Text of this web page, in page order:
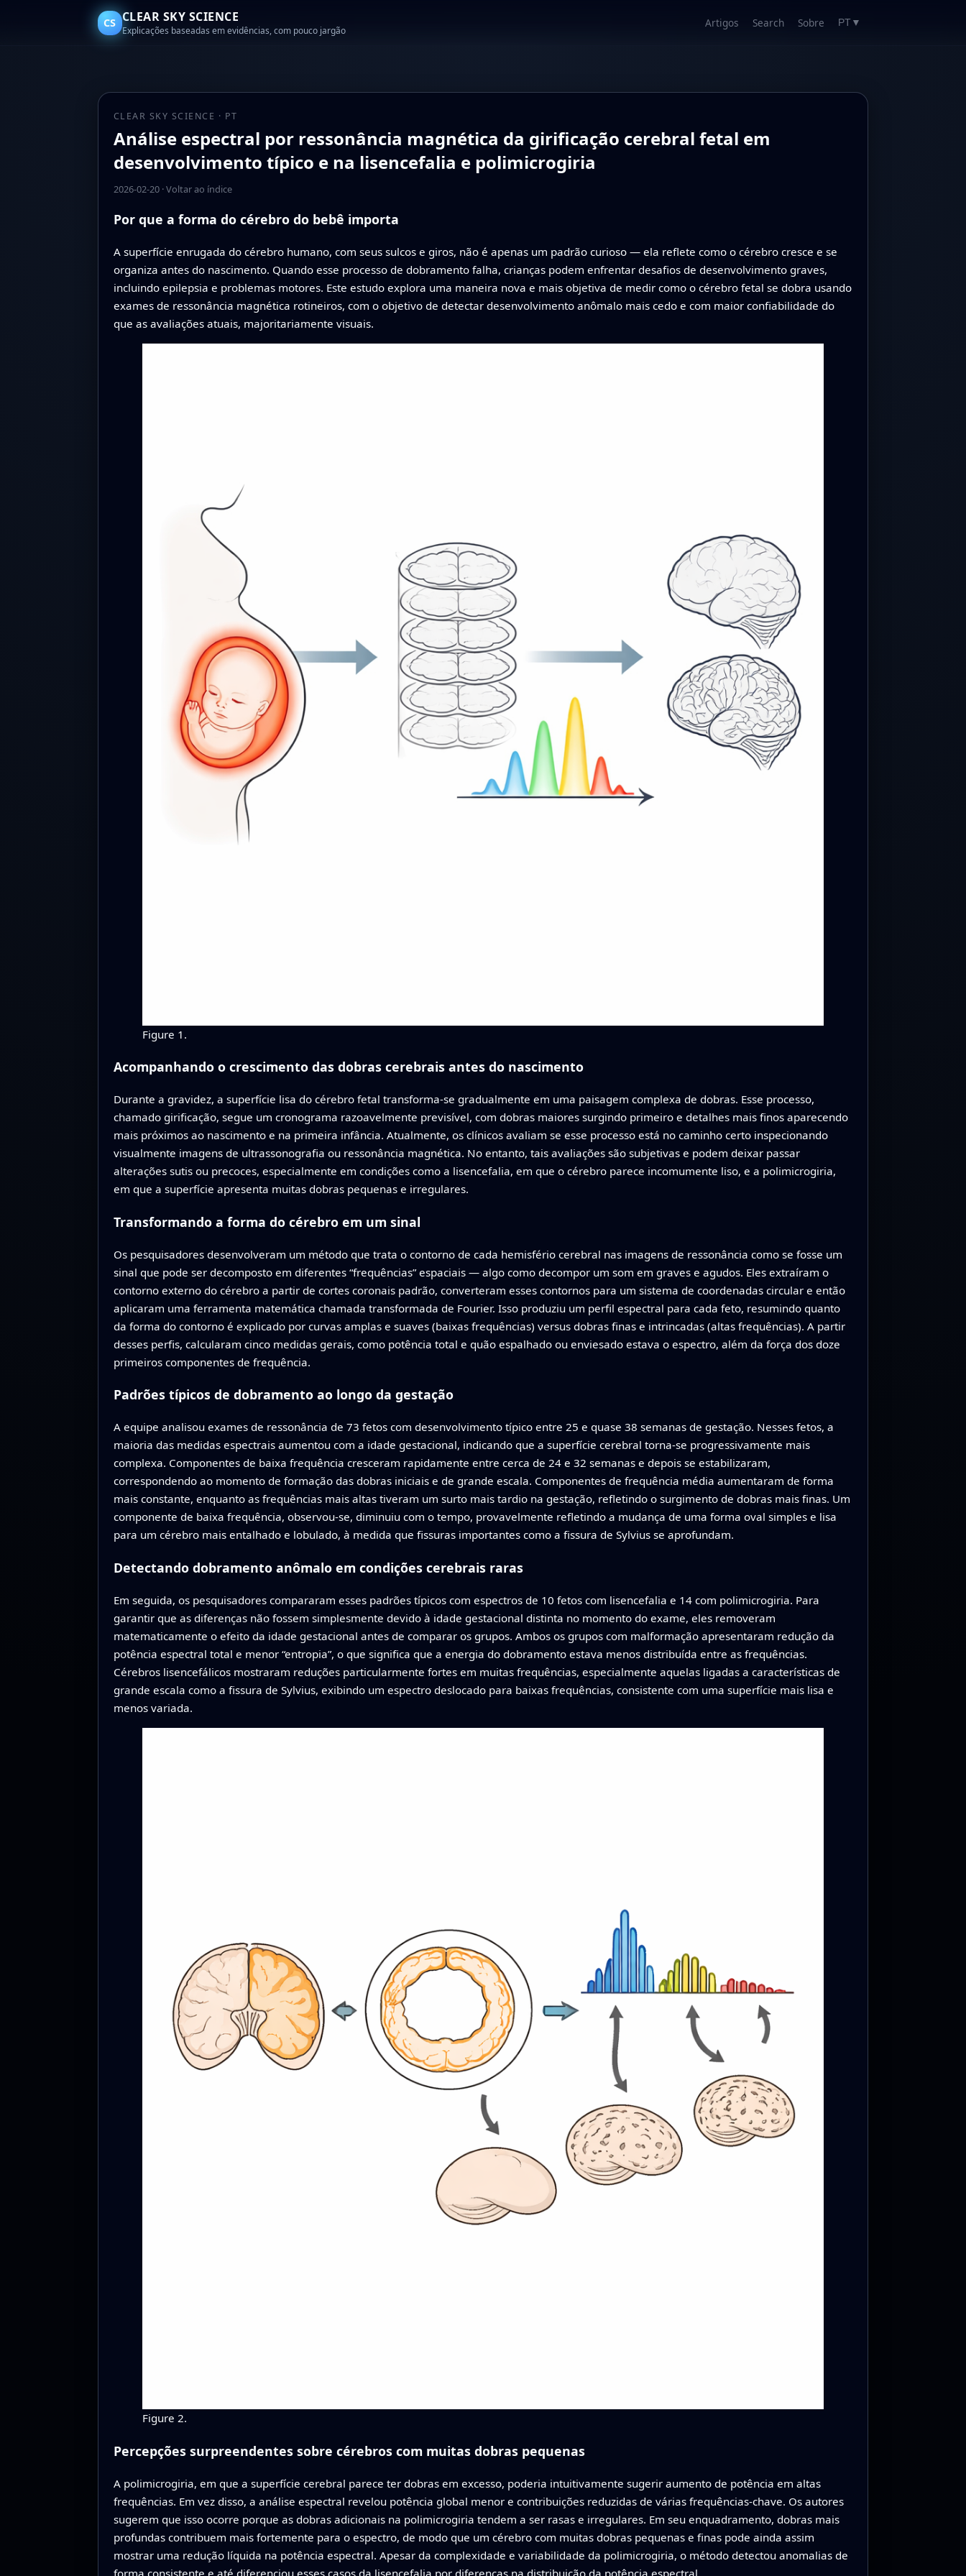
CS CLEAR SKY SCIENCE
Explicações baseadas em evidências, com pouco jargão
Artigos Search Sobre PT ▼
CLEAR SKY SCIENCE · PT
Análise espectral por ressonância magnética da girificação cerebral fetal em
desenvolvimento típico e na lisencefalia e polimicrogiria
2026-02-20·Voltar ao índice
Por que a forma do cérebro do bebê importa
A superfície enrugada do cérebro humano, com seus sulcos e giros, não é apenas um padrão curioso — ela reflete como o cérebro cresce e se
organiza antes do nascimento. Quando esse processo de dobramento falha, crianças podem enfrentar desafios de desenvolvimento graves,
incluindo epilepsia e problemas motores. Este estudo explora uma maneira nova e mais objetiva de medir como o cérebro fetal se dobra usando
exames de ressonância magnética rotineiros, com o objetivo de detectar desenvolvimento anômalo mais cedo e com maior confiabilidade do
que as avaliações atuais, majoritariamente visuais.
Figure 1.
Acompanhando o crescimento das dobras cerebrais antes do nascimento
Durante a gravidez, a superfície lisa do cérebro fetal transforma-se gradualmente em uma paisagem complexa de dobras. Esse processo,
chamado girificação, segue um cronograma razoavelmente previsível, com dobras maiores surgindo primeiro e detalhes mais finos aparecendo
mais próximos ao nascimento e na primeira infância. Atualmente, os clínicos avaliam se esse processo está no caminho certo inspecionando
visualmente imagens de ultrassonografia ou ressonância magnética. No entanto, tais avaliações são subjetivas e podem deixar passar
alterações sutis ou precoces, especialmente em condições como a lisencefalia, em que o cérebro parece incomumente liso, e a polimicrogiria,
em que a superfície apresenta muitas dobras pequenas e irregulares.
Transformando a forma do cérebro em um sinal
Os pesquisadores desenvolveram um método que trata o contorno de cada hemisfério cerebral nas imagens de ressonância como se fosse um
sinal que pode ser decomposto em diferentes “frequências” espaciais — algo como decompor um som em graves e agudos. Eles extraíram o
contorno externo do cérebro a partir de cortes coronais padrão, converteram esses contornos para um sistema de coordenadas circular e então
aplicaram uma ferramenta matemática chamada transformada de Fourier. Isso produziu um perfil espectral para cada feto, resumindo quanto
da forma do contorno é explicado por curvas amplas e suaves (baixas frequências) versus dobras finas e intrincadas (altas frequências). A partir
desses perfis, calcularam cinco medidas gerais, como potência total e quão espalhado ou enviesado estava o espectro, além da força dos doze
primeiros componentes de frequência.
Padrões típicos de dobramento ao longo da gestação
A equipe analisou exames de ressonância de 73 fetos com desenvolvimento típico entre 25 e quase 38 semanas de gestação. Nesses fetos, a
maioria das medidas espectrais aumentou com a idade gestacional, indicando que a superfície cerebral torna-se progressivamente mais
complexa. Componentes de baixa frequência cresceram rapidamente entre cerca de 24 e 32 semanas e depois se estabilizaram,
correspondendo ao momento de formação das dobras iniciais e de grande escala. Componentes de frequência média aumentaram de forma
mais constante, enquanto as frequências mais altas tiveram um surto mais tardio na gestação, refletindo o surgimento de dobras mais finas. Um
componente de baixa frequência, observou-se, diminuiu com o tempo, provavelmente refletindo a mudança de uma forma oval simples e lisa
para um cérebro mais entalhado e lobulado, à medida que fissuras importantes como a fissura de Sylvius se aprofundam.
Detectando dobramento anômalo em condições cerebrais raras
Em seguida, os pesquisadores compararam esses padrões típicos com espectros de 10 fetos com lisencefalia e 14 com polimicrogiria. Para
garantir que as diferenças não fossem simplesmente devido à idade gestacional distinta no momento do exame, eles removeram
matematicamente o efeito da idade gestacional antes de comparar os grupos. Ambos os grupos com malformação apresentaram redução da
potência espectral total e menor “entropia”, o que significa que a energia do dobramento estava menos distribuída entre as frequências.
Cérebros lisencefálicos mostraram reduções particularmente fortes em muitas frequências, especialmente aquelas ligadas a características de
grande escala como a fissura de Sylvius, exibindo um espectro deslocado para baixas frequências, consistente com uma superfície mais lisa e
menos variada.
Figure 2.
Percepções surpreendentes sobre cérebros com muitas dobras pequenas
A polimicrogiria, em que a superfície cerebral parece ter dobras em excesso, poderia intuitivamente sugerir aumento de potência em altas
frequências. Em vez disso, a análise espectral revelou potência global menor e contribuições reduzidas de várias frequências-chave. Os autores
sugerem que isso ocorre porque as dobras adicionais na polimicrogiria tendem a ser rasas e irregulares. Em seu enquadramento, dobras mais
profundas contribuem mais fortemente para o espectro, de modo que um cérebro com muitas dobras pequenas e finas pode ainda assim
mostrar uma redução líquida na potência espectral. Apesar da complexidade e variabilidade da polimicrogiria, o método detectou anomalias de
forma consistente e até diferenciou esses casos da lisencefalia por diferenças na distribuição da potência espectral.